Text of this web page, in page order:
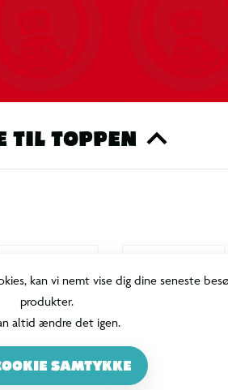
understøttelse,
og dens
med et
Joy-Con 2-
TIL TOPPEN
kan vi nemt vise dig dine seneste
produkter.
altid ændre det igen.
SAMTYKKE